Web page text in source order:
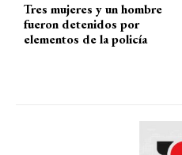
Tres mujeres y un hombre
fueron detenidos por
elementos de la policía